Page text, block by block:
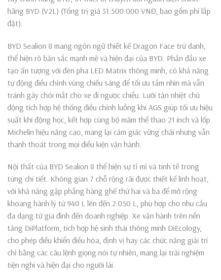
hãng BYD (V2L) (Tổng trị giá 31.500.000 VNĐ, bao gồm phí lắp
đặt).
BYD Sealion 8 mang ngôn ngữ thiết kế Dragon Face trứ danh,
thể hiện rõ bản sắc mạnh mẽ và hiện đại của BYD. Phần đầu xe
tạo ấn tượng với đèn pha LED Matrix thông minh, có khả năng
tự động điều chỉnh vùng chiếu sáng để tối ưu tầm nhìn mà vẫn
tránh gây chói mắt cho xe đi ngược chiều. Lưới tản nhiệt chủ
động tích hợp hệ thống điều chỉnh luồng khí AGS giúp tối ưu hiệu
suất khí động học, kết hợp cùng bộ mâm thể thao 21 inch và lốp
Michelin hiệu năng cao, mang lại cảm giác vững chãi nhưng vẫn
thanh thoát trong mọi điều kiện vận hành.
Nội thất của BYD Sealion 8 thể hiện sự tỉ mỉ và tinh tế trong
từng chi tiết. Không gian 7 chỗ rộng rãi được thiết kế linh hoạt,
với khả năng gập phẳng hàng ghế thứ hai và ba để mở rộng
khoang hành lý từ 940 L lên đến 2.050 L, phù hợp cho nhu cầu
đa dạng từ gia đình đến doanh nghiệp. Xe vận hành trên nền
tảng DiPlatform, tích hợp hệ sinh thái thông minh DiEcology,
cho phép điều khiển điều hòa, định vị hay các chức năng giải trí
chỉ bằng các câu lệnh giọng nói tự nhiên, mang lại trải nghiệm
tiện nghi và hiện đại cho người lái.